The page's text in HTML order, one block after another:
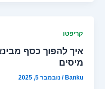
קריפטו
איך להפוך כסף
מיסים
Banku
/נובמבר 5, 2025